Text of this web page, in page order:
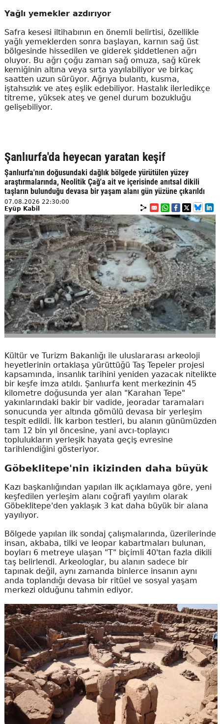
Yağlı yemekler azdırıyor
Safra kesesi iltihabının en önemli belirtisi, özellikle
yağlı yemeklerden sonra başlayan, karnın sağ üst
bölgesinde hissedilen ve giderek şiddetlenen ağrı
oluyor. Bu ağrı çoğu zaman sağ omuza, sağ kürek
kemiğinin altına veya sırta yayılabiliyor ve birkaç
saatten uzun sürüyor. Ağrıya bulantı, kusma,
iştahsızlık ve ateş eşlik edebiliyor. Hastalık ilerledikçe
titreme, yüksek ateş ve genel durum bozukluğu
gelişebiliyor.
Şanlıurfa'da heyecan yaratan keşif
Şanlıurfa'nın doğusundaki dağlık bölgede yürütülen yüzey
araştırmalarında, Neolitik Çağ'a ait ve içerisinde anıtsal dikili
taşların bulunduğu devasa bir yaşam alanı gün yüzüne çıkarıldı
07.08.2026 22:30:00
Eyüp Kabil
Kültür ve Turizm Bakanlığı ile uluslararası arkeoloji
heyetlerinin ortaklaşa yürüttüğü Taş Tepeler projesi
kapsamında, insanlık tarihini yeniden yazacak nitelikte
bir keşfe imza atıldı. Şanlıurfa kent merkezinin 45
kilometre doğusunda yer alan "Karahan Tepe"
yakınlarındaki bakir bir vadide, jeoradar taramaları
sonucunda yer altında gömülü devasa bir yerleşim
tespit edildi. İlk karbon testleri, bu alanın günümüzden
tam 12 bin yıl öncesine, yani avcı-toplayıcı
toplulukların yerleşik hayata geçiş evresine
tarihlendiğini gösteriyor.
Göbeklitepe'nin ikizinden daha büyük
Kazı başkanlığından yapılan ilk açıklamaya göre, yeni
keşfedilen yerleşim alanı coğrafi yayılım olarak
Göbeklitepe'den yaklaşık 3 kat daha büyük bir alana
yayılıyor.
Bölgede yapılan ilk sondaj çalışmalarında, üzerilerinde
insan, akbaba, tilki ve leopar kabartmaları bulunan,
boyları 6 metreye ulaşan "T" biçimli 40'tan fazla dikili
taş belirlendi. Arkeologlar, bu alanın sadece bir
tapınak değil, aynı zamanda binlerce insanın aynı
anda toplandığı devasa bir ritüel ve sosyal yaşam
merkezi olduğunu tahmin ediyor.